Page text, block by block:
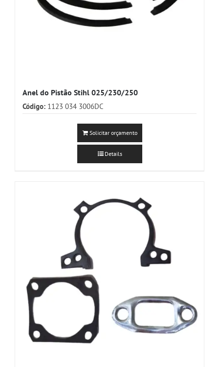
Anel do Pistão Stihl 025/230/250
Código: 1123 034 3006DC
Solicitar orçamento
Details